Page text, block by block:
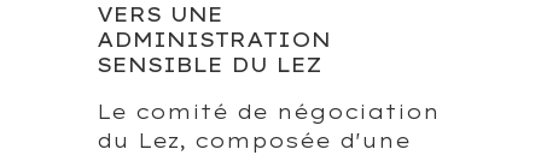
VERS UNE
ADMINISTRATION
SENSIBLE DU LEZ
Le comité de négociation
du Lez, composée d'une